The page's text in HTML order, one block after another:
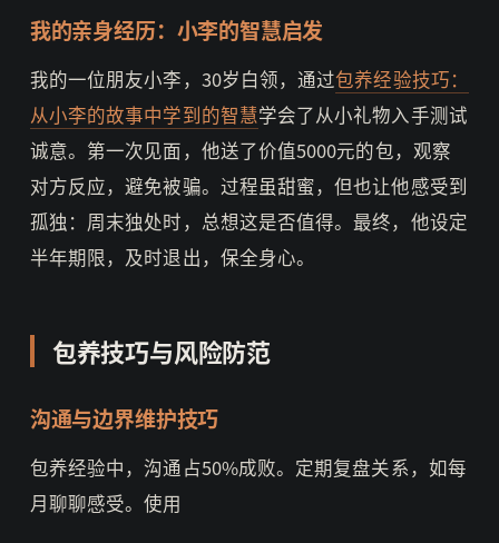
我的亲身经历：小李的智慧启发
我的一位朋友小李，30岁白领，通过包养经验技巧：
从小李的故事中学到的智慧学会了从小礼物入手测试
诚意。第一次见面，他送了价值5000元的包，观察
对方反应，避免被骗。过程虽甜蜜，但也让他感受到
孤独：周末独处时，总想这是否值得。最终，他设定
半年期限，及时退出，保全身心。
包养技巧与风险防范
沟通与边界维护技巧
包养经验中，沟通占50%成败。定期复盘关系，如每
月聊聊感受。使用